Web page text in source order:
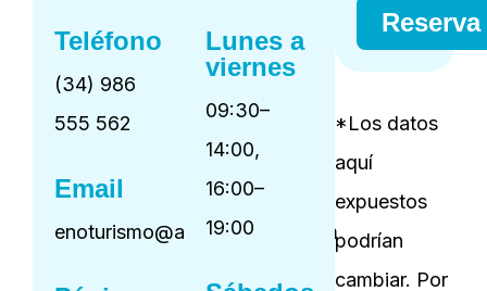
Teléfono
(34) 986
555 562
Email
enoturismo@agrodebazan.com
Lunes a
viernes
09:30–
14:00,
16:00–
19:00
Reserva
*Los datos
aquí
expuestos
podrían
cambiar. Por